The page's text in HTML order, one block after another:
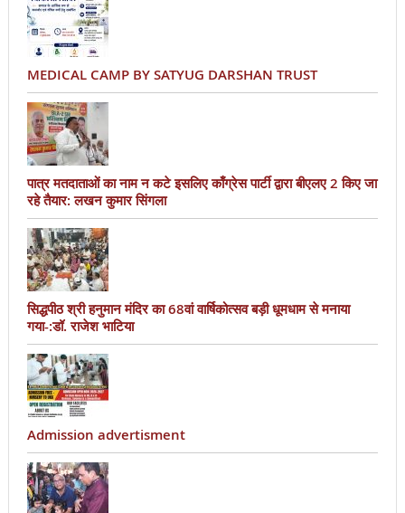
MEDICAL CAMP BY SATYUG DARSHAN TRUST
पात्र मतदाताओं का नाम न कटे इसलिए काँग्रेस पार्टी द्वारा बीएलए 2 किए जा
रहे तैयार: लखन कुमार सिंगला
सिद्धपीठ श्री हनुमान मंदिर का 68वां वार्षिकोत्सव बड़ी धूमधाम से मनाया
गया-:डॉ. राजेश भाटिया
Admission advertisment